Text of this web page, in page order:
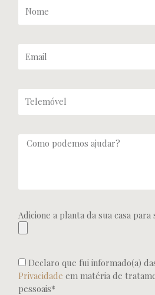
Adicione a planta da sua casa
Declaro que fui informado(a)
Privacidadeem matéria de
pessoais*